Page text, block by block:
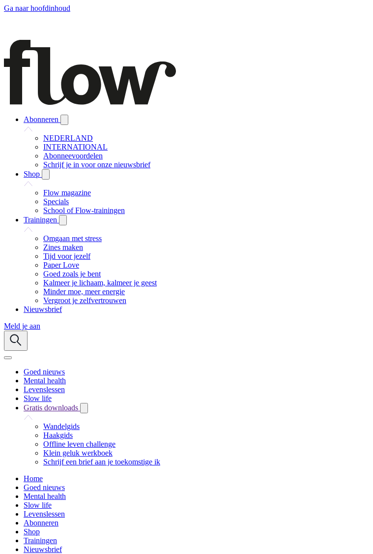
Ga naar hoofdinhoud
Abonneren
NEDERLAND
INTERNATIONAL
Abonneevoordelen
Schrijf je in voor onze nieuwsbrief
Shop
Flow magazine
Specials
School of Flow-trainingen
Trainingen
Omgaan met stress
Zines maken
Tijd voor jezelf
Paper Love
Goed zoals je bent
Kalmeer je lichaam, kalmeer je geest
Minder moe, meer energie
Vergroot je zelfvertrouwen
Nieuwsbrief
Meld je aan
Goed nieuws
Mental health
Levenslessen
Slow life
Gratis downloads
Wandelgids
Haakgids
Offline leven challenge
Klein geluk werkboek
Schrijf een brief aan je toekomstige ik
Home
Goed nieuws
Mental health
Slow life
Levenslessen
Abonneren
Shop
Trainingen
Nieuwsbrief